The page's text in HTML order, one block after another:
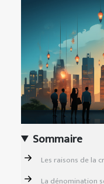
Sommaire
Les raisons de la
La dénomination